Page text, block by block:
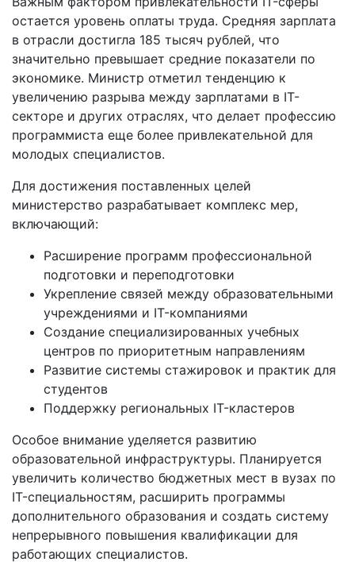
остается уровень оплаты труда. Средняя зарплата
в отрасли достигла 185 тысяч рублей, что
значительно превышает средние показатели по
экономике. Министр отметил тенденцию к
увеличению разрыва между зарплатами в IT-
секторе и других отраслях, что делает профессию
программиста еще более привлекательной для
молодых специалистов.
Для достижения поставленных целей
министерство разрабатывает комплекс мер,
включающий:
Расширение программ профессиональной
подготовки и переподготовки
Укрепление связей между образовательными
учреждениями и IT-компаниями
Создание специализированных учебных
центров по приоритетным направлениям
Развитие системы стажировок и практик для
студентов
Поддержку региональных IT-кластеров
Особое внимание уделяется развитию
образовательной инфраструктуры. Планируется
увеличить количество бюджетных мест в вузах по
IT-специальностям, расширить программы
дополнительного образования и создать систему
непрерывного повышения квалификации для
работающих специалистов.